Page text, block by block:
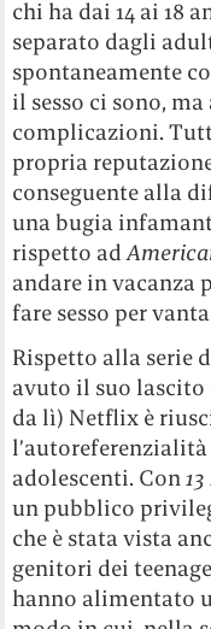
chi ha dai 14 ai 18
separato dagli
spontaneamente
il sesso ci sono,
complicazioni.
propria
conseguente alla
una bugia
rispetto ad
andare in vacanza
fare sesso per
Rispetto alla serie
avuto il suo lascito
da lì) Netflix è
adolescenti. Con
un pubblico
che è stata vista
genitori dei
hanno alimentato